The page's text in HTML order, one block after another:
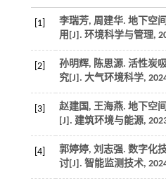
[1]
李瑞芳, 周建华. 地下空
用[J]. 环境科学与管理,
[2]
孙明辉, 陈思源. 活性炭
究[J]. 大气环境科学,
[3]
赵建国, 王海燕. 地下空
[J]. 建筑环境与能源,
[4]
郭婷婷, 刘志强. 数字化
讨[J]. 智能监测技术,